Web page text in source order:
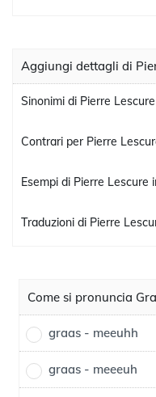
Aggiungi dettagli di
Sinonimi di Pierre Lescure
Contrari per Pierre
Esempi di Pierre Lescure
Traduzioni di Pierre
Come si pronuncia
graas - meeuhh
graas - meeeuh